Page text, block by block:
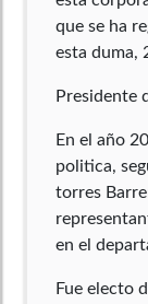
que se ha
esta duma,
Presidente
En el año
politica,
torres
en el
Fue electo